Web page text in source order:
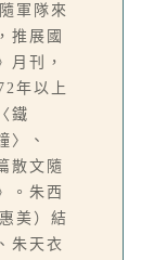
軍隊來
推展國
月刊，
年以上
鐵
〉、
散文隨
。朱西
美）結
朱天衣